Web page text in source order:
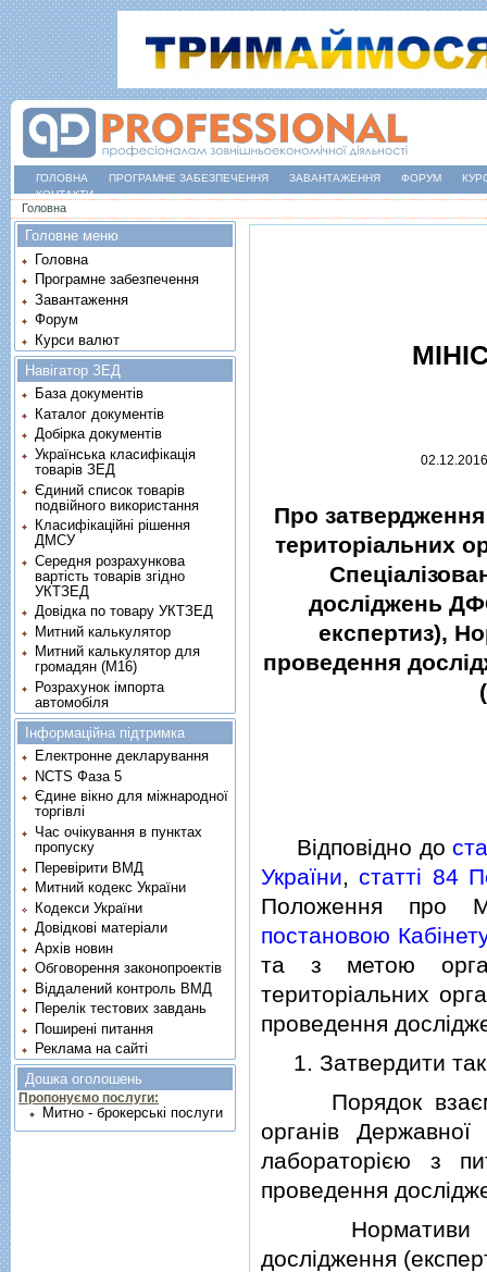
ГОЛОВНА ПРОГРАМНЕ ЗАБЕЗПЕЧЕННЯ ЗАВАНТАЖЕННЯ ФОРУМ
КОНТАКТИ
Ви є тут
Головна
02.12.2016
Про
територiальних
дослiджень
експертиз),
проведення
Вiдповiдно до
України,статтi 84
Положення про
постановою
та з метою
територiальних
проведення
1. Затвердити
Порядок
органiв
лабораторiєю з
проведення
Нормативи
дослiдження
Головне меню
Головна
Програмне забезпечення
Завантаження
Форум
Курси валют
Навігатор ЗЕД
База документів
Каталог документів
Добірка документів
Українська класифікація
товарів ЗЕД
Єдиний список товарів
подвійного використання
Класифікаційні рішення
ДМСУ
Середня розрахункова
вартість товарів згідно
УКТЗЕД
Довідка по товару УКТЗЕД
Митний калькулятор
Митний калькулятор для
громадян (М16)
Розрахунок імпорта
автомобіля
Інформаційна підтримка
Електронне декларування
NCTS Фаза 5
Єдине вікно для міжнародної
торгівлі
Час очікування в пунктах
пропуску
Перевірити ВМД
Митний кодекс України
Кодекси України
Довідкові матеріали
Архів новин
Обговорення законопроектів
Віддалений контроль ВМД
Перелік тестових завдань
Поширені питання
Реклама на сайті
Дошка оголошень
Пропонуємо послуги:
Митно - брокерські послуги